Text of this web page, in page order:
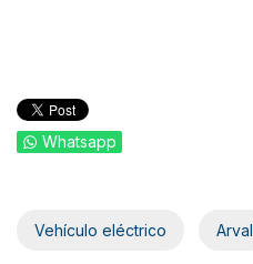
Whatsapp
Vehículo eléctrico Arval